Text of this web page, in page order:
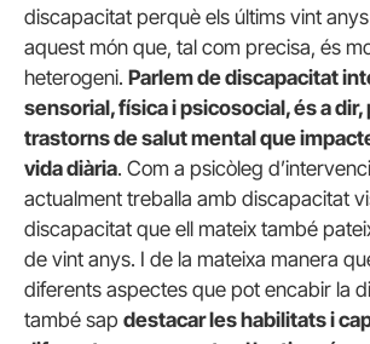
discapacitat perquè els últims vint
aquest món que, tal com precisa, és
heterogeni. Parlem de discapacitat
sensorial, física i psicosocial, és a
trastorns de salut mental que
vida diària. Com a psicòleg
actualment treballa amb discapacitat
discapacitat que ell mateix també
de vint anys. I de la mateixa manera
diferents aspectes que pot encabir la
també sap destacar les habilitats i